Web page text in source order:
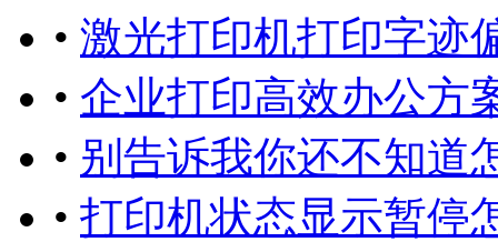
• 激光打印机打印字迹
• 企业打印高效办公方
• 别告诉我你还不知道
• 打印机状态显示暂停